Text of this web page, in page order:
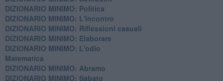
DIZIONARIO MINIMO: Politica
DIZIONARIO MINIMO: L'incontro
DIZIONARIO MINIMO: Riflessioni casuali
DIZIONARIO MINIMO: Elaborare
DIZIONARIO MINIMO: L'odio
​Matematica
DIZIONARIO MINIMO: Abramo
DIZIONARIO MINIMO: Sabato